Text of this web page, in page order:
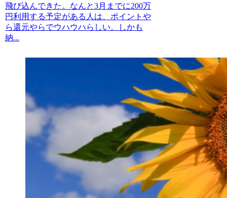
飛び込んできた。なんと3月までに200万
円利用する予定がある人は、ポイントや
ら還元やらでウハウハらしい。しかも
納...